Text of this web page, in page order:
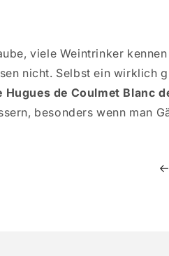
viele Weintrinker
nicht. Selbst ein wirklich
Hugues de Coulmet Blanc
besonders wenn man